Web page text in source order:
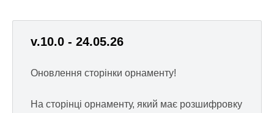
v.10.0 - 24.05.26
Оновлення сторінки орнаменту!
На сторінці орнаменту, який має розшифровку